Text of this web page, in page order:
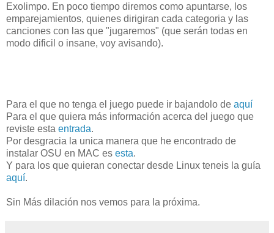
Exolimpo. En poco tiempo diremos como apuntarse, los
emparejamientos, quienes dirigiran cada categoria y las
canciones con las que "jugaremos" (que serán todas en
modo dificil o insane, voy avisando).
Para el que no tenga el juego puede ir bajandolo de aquí
Para el que quiera más información acerca del juego que
reviste esta entrada.
Por desgracia la unica manera que he encontrado de
instalar OSU en MAC es esta.
Y para los que quieran conectar desde Linux teneis la guía
aquí.
Sin Más dilación nos vemos para la próxima.